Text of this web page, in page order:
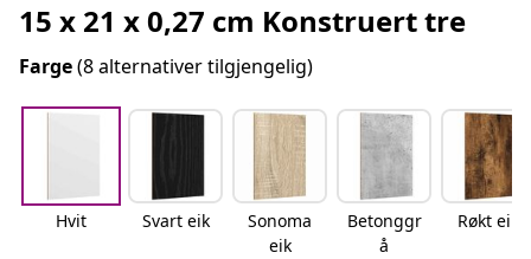
15 x 21 x 0,27 cm Konstruert tre
Farge(8 alternativer tilgjengelig)
Hvit Svart eik
Sonoma
eik
Betonggr
å
Røkt eik